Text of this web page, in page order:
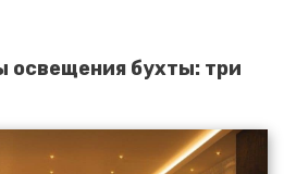
освещения бухты: три